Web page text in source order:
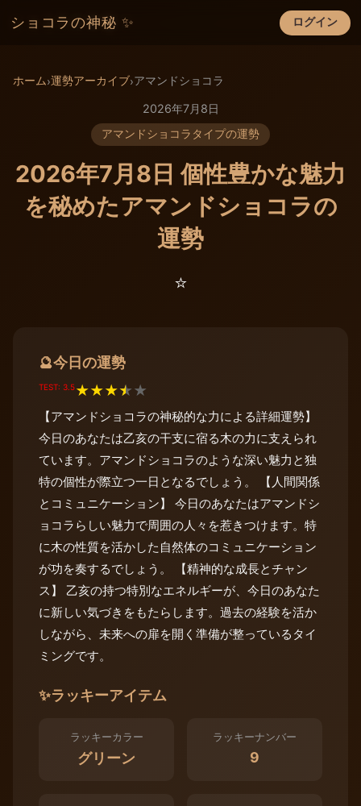
ショコラの神秘 ✨ ログイン
×
ホーム›運勢アーカイブ›アマンドショコラ
2026年7月8日
アマンドショコラタイプの運勢
2026年7月8日 個性豊かな魅力
を秘めたアマンドショコラの
運勢
⭐️
🔮今日の運勢
TEST: 3.5★★★★★
【アマンドショコラの神秘的な力による詳細運勢】
今日のあなたは乙亥の干支に宿る木の力に支えられ
ています。アマンドショコラのような深い魅力と独
特の個性が際立つ一日となるでしょう。 【人間関係
とコミュニケーション】 今日のあなたはアマンドシ
ョコラらしい魅力で周囲の人々を惹きつけます。特
に木の性質を活かした自然体のコミュニケーション
が功を奏するでしょう。 【精神的な成長とチャン
ス】 乙亥の持つ特別なエネルギーが、今日のあなた
に新しい気づきをもたらします。過去の経験を活か
しながら、未来への扉を開く準備が整っているタイ
ミングです。
✨ラッキーアイテム
ラッキーカラー
グリーン
ラッキーナンバー
9